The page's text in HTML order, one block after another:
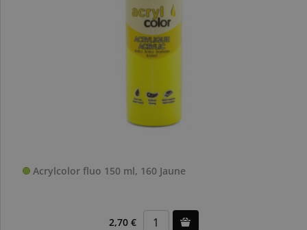
Acrylcolor fluo 150 ml, 160 Jaune
2,70 €